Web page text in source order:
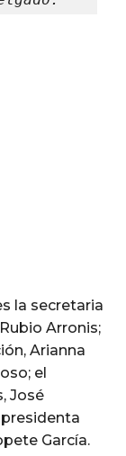
la secretaria
Arronis;
Arianna
el
José
García.